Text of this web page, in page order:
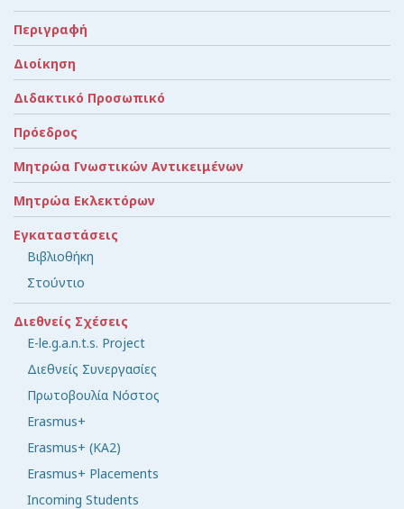
Περιγραφή
Διοίκηση
Διδακτικό Προσωπικό
Πρόεδρος
Μητρώα Γνωστικών Αντικειμένων
Μητρώα Εκλεκτόρων
Εγκαταστάσεις
Βιβλιοθήκη
Στούντιο
Διεθνείς Σχέσεις
E-le.g.a.n.t.s. Project
Διεθνείς Συνεργασίες
Πρωτοβουλία Νόστος
Erasmus+
Erasmus+ (KA2)
Erasmus+ Placements
Incoming Students